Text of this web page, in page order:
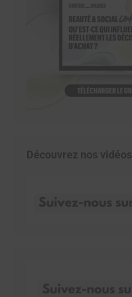
Découvrez nos vidéos